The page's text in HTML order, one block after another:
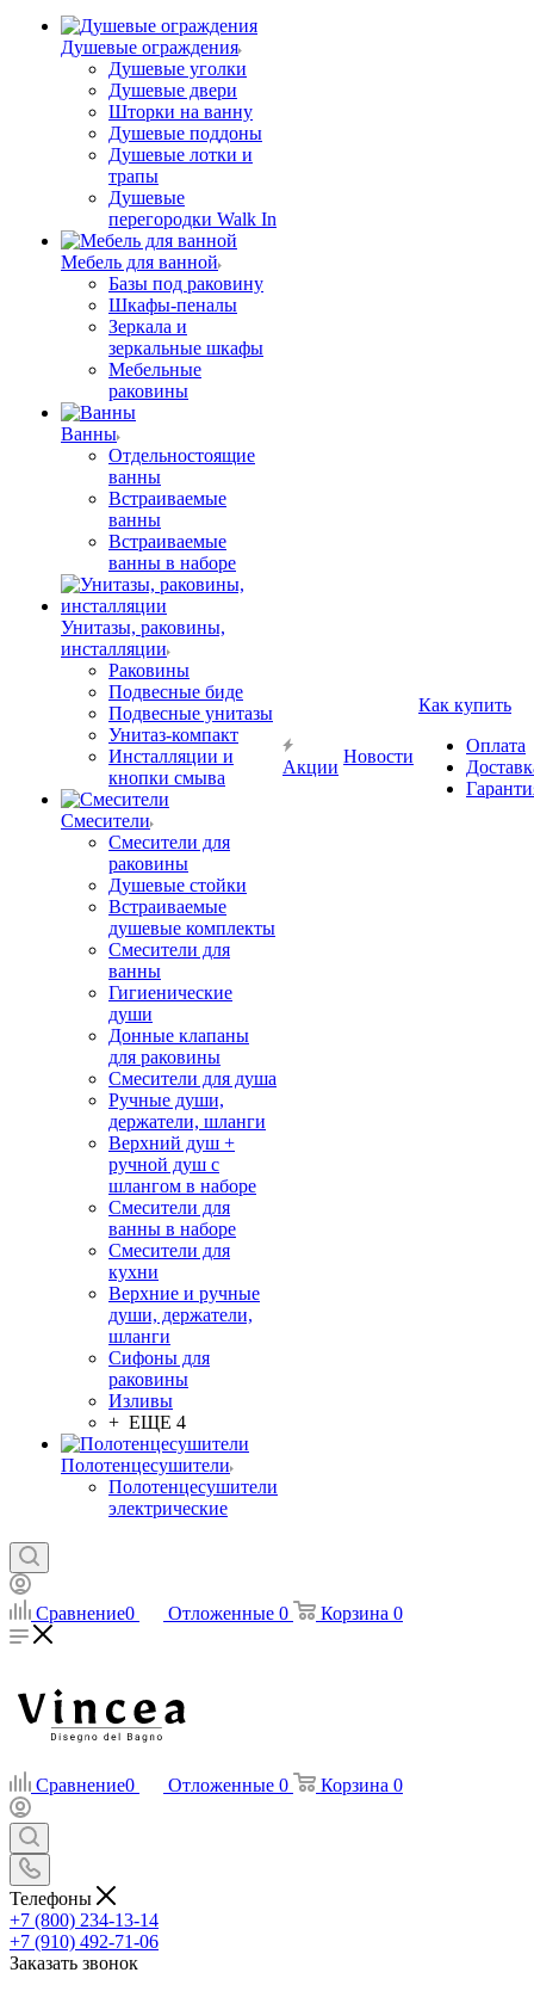
Душевые ограждения
Душевые уголки
Душевые двери
Шторки на ванну
Душевые поддоны
Душевые лотки и
трапы
Душевые
перегородки Walk In
Мебель для ванной
Базы под раковину
Шкафы-пеналы
Зеркала и
зеркальные шкафы
Мебельные
раковины
Ванны
Отдельностоящие
ванны
Встраиваемые
ванны
Встраиваемые
ванны в наборе
Унитазы, раковины,
инсталляции
Раковины
Подвесные биде
Подвесные унитазы
Унитаз-компакт
Инсталляции и
кнопки смыва
Смесители
Смесители для
раковины
Душевые стойки
Встраиваемые
душевые комплекты
Смесители для
ванны
Гигиенические
души
Донные клапаны
для раковины
Смесители для душа
Ручные души,
держатели, шланги
Верхний душ +
ручной душ с
шлангом в наборе
Смесители для
ванны в наборе
Смесители для
кухни
Верхние и ручные
души, держатели,
шланги
Сифоны для
раковины
Изливы
+ ЕЩЕ 4
Полотенцесушители
Полотенцесушители
электрические
Акции
Новости
Как купить
Оплата
Сравнение0 Отложенные 0 Корзина 0
Сравнение0 Отложенные 0 Корзина 0
Телефоны
+7 (800) 234-13-14
+7 (910) 492-71-06
Заказать звонок